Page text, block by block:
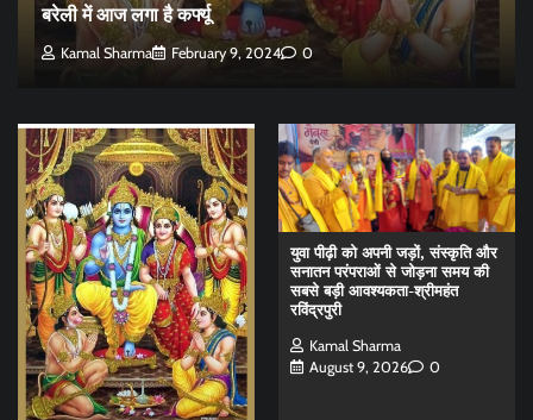
बरेली में आज लगा है कर्फ्यू
Kamal Sharma February 9, 2024 0
युवा पीढ़ी को अपनी जड़ों, संस्कृति और
सनातन परंपराओं से जोड़ना समय की
सबसे बड़ी आवश्यकता-श्रीमहंत
रविंद्रपुरी
Kamal Sharma
August 9, 2026
0